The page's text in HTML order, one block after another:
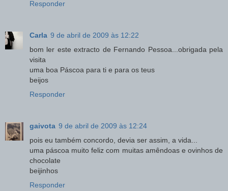
Responder
Carla 9 de abril de 2009 às 12:22
bom ler este extracto de Fernando Pessoa...obrigada pela
visita
uma boa Páscoa para ti e para os teus
beijos
Responder
gaivota 9 de abril de 2009 às 12:24
pois eu também concordo, devia ser assim, a vida...
uma páscoa muito feliz com muitas amêndoas e ovinhos de
chocolate
beijinhos
Responder